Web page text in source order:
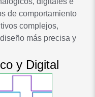
de comportamiento
complejos,
más precisa y
y Digital